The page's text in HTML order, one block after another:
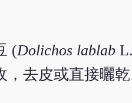
(Dolichos lablab
去皮或直接曬乾